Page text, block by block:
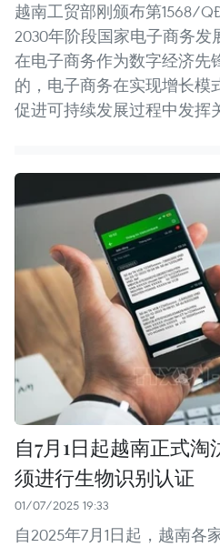
越南工贸部刚颁布第1568/
2030年阶段国家电子商务
在电子商务作为数字经济先
的，电子商务在实现增长模
促进可持续发展过程中发挥
自7月1日起越南正式
须进行生物识别认证
01/07/2025 19:33
自2025年7月1日起，越南